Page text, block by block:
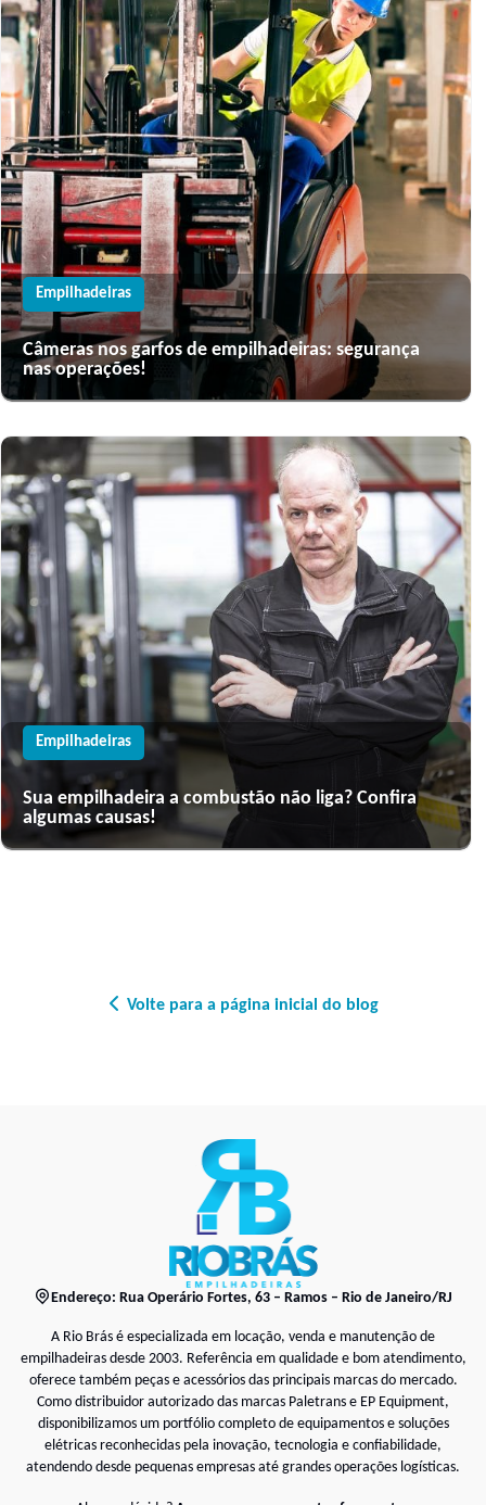
Empilhadeiras
Câmeras nos garfos de empilhadeiras: segurança
nas operações!
Empilhadeiras
Sua empilhadeira a combustão não liga? Confira
algumas causas!
Volte para a página inicial do blog
Endereço: Rua Operário Fortes, 63 – Ramos – Rio de Janeiro/RJ
A Rio Brás é especializada em locação, venda e manutenção de
empilhadeiras desde 2003. Referência em qualidade e bom atendimento,
oferece também peças e acessórios das principais marcas do mercado.
Como distribuidor autorizado das marcas Paletrans e EP Equipment,
disponibilizamos um portfólio completo de equipamentos e soluções
elétricas reconhecidas pela inovação, tecnologia e confiabilidade,
atendendo desde pequenas empresas até grandes operações logísticas.